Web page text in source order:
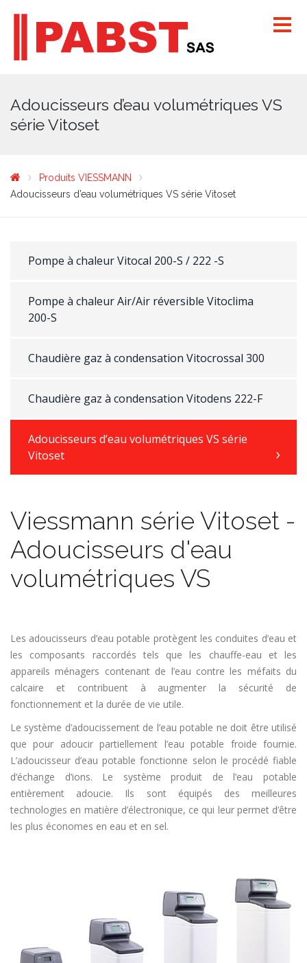
Adoucisseurs d’eau volumétriques VS
série Vitoset
Produits VIESSMANN
Adoucisseurs d’eau volumétriques VS série Vitoset
Pompe à chaleur Vitocal 200-S / 222 -S
Pompe à chaleur Air/Air réversible Vitoclima
200-S
Chaudière gaz à condensation Vitocrossal 300
Chaudière gaz à condensation Vitodens 222-F
Adoucisseurs d’eau volumétriques VS série
Vitoset
Viessmann série Vitoset -
Adoucisseurs d'eau
volumétriques VS
Les adoucisseurs d’eau potable protègent les conduites d’eau et
les composants raccordés tels que les chauffe-eau et les
appareils ménagers contenant de l’eau contre les méfaits du
calcaire et contribuent à augmenter la sécurité de
fonctionnement et la durée de vie utile.
Le système d’adoucissement de l’eau potable ne doit être utilisé
que pour adoucir partiellement l’eau potable froide fournie.
L’adoucisseur d’eau potable fonctionne selon le procédé fiable
d’échange d’ions. Le système produit de l’eau potable
entièrement adoucie. Ils sont équipés des meilleures
technologies en matière d’électronique, ce qui leur permet d’être
les plus économes en eau et en sel.